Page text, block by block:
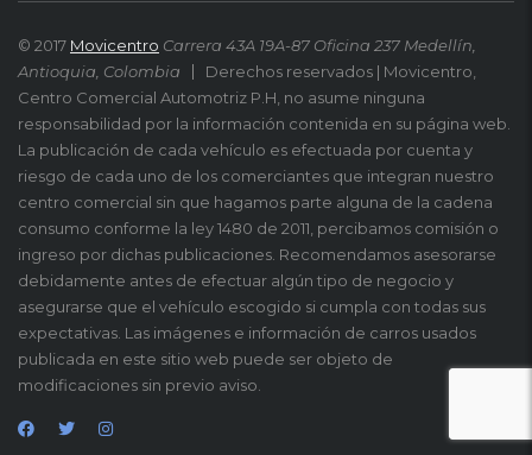
© 2017 Movicentro Carrera 43A 19A-87 Oficina 237 Medellín,
Antioquia, Colombia
Derechos reservados | Movicentro,
Centro Comercial Automotriz P.H, no asume ninguna
responsabilidad por la información contenida en su página web.
La publicación de cada vehículo es efectuada por cuenta y
riesgo de cada uno de los comerciantes que integran nuestro
centro comercial sin que hagamos parte alguna de la cadena
consumo conforme la ley 1480 de 2011, percibamos comisión o
ingreso por dichas publicaciones. Recomendamos asesorarse
debidamente antes de efectuar algún tipo de negocio y
asegurarse que el vehículo escogido si cumpla con todas sus
expectativas. Las imágenes e información de carros usados
publicada en este sitio web puede ser objeto de
modificaciones sin previo aviso.